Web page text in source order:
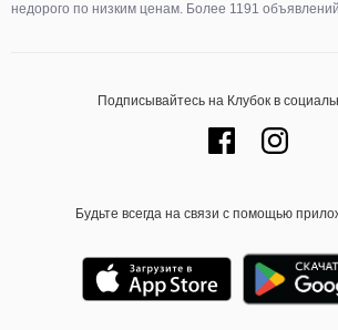
недорого по низким ценам. Более 1191
Подписывайтесь на Клубок в
Будьте всегда на связи с помощью